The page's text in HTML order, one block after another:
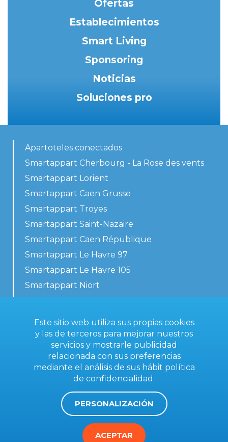
Ofertas
Establecimientos
Smart Living
Sponsoring
Noticias
Soluciones pro
Apartoteles conectados
Smartappart Cherbourg - La Rose des vents
Smartappart Lorient
Smartappart Caen Grusse
Smartappart Troyes
Smartappart Saint-Nazaire
Smartappart Caen République
Smartappart Le Havre 97
Smartappart Le Havre 105
Smartappart Niort
Contacta con nosotros
Condiciones generales
Este sitio web utiliza sus propias cookies
y las de terceros para mejorar nuestros
servicios y mostrarle publicidad
relacionada con sus preferencias
mediante el análisis de sus hábit política
de confidencialidad .
PERSONALIZACIÓN
ACEPTAR